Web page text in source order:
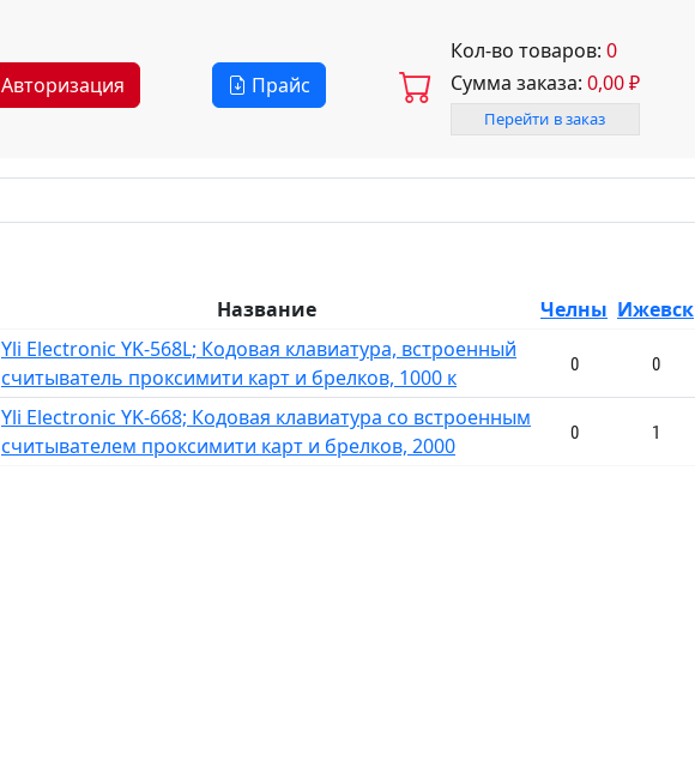
Авторизация Прайс
Кол-во товаров: 0
Сумма заказа: 0,00₽
Перейти в заказ
Название Челны Ижевск
Yli Electronic YK-568L; Кодовая клавиатура, встроенный
считыватель проксимити карт и брелков, 1000 к
0 0
Yli Electronic YK-668; Кодовая клавиатура со встроенным
считывателем проксимити карт и брелков, 2000
0 1